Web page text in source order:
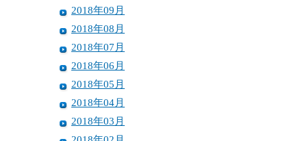
2018年09月
2018年08月
2018年07月
2018年06月
2018年05月
2018年04月
2018年03月